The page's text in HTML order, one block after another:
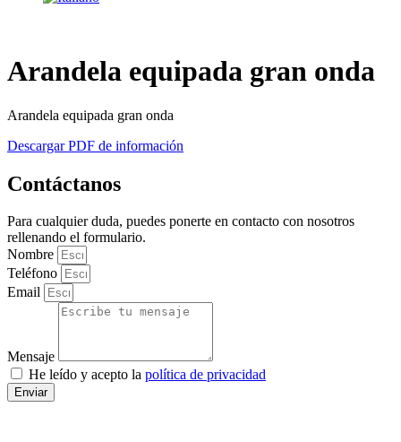
Arandela equipada gran onda
Arandela equipada gran onda
Descargar PDF de información
Contáctanos
Para cualquier duda, puedes ponerte en contacto con nosotros
rellenando el formulario.
Nombre
Teléfono
Email
Mensaje
He leído y acepto la política de privacidad
Enviar